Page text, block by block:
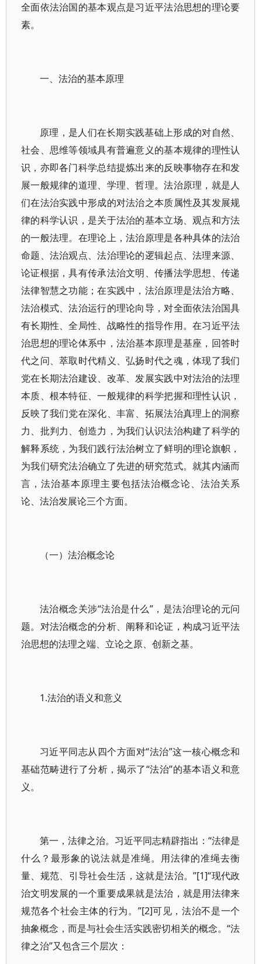
全面依法治国的基本观点是习近平法治思想的理论要
素。
一、法治的基本原理
原理，是人们在长期实践基础上形成的对自然、
社会、思维等领域具有普遍意义的基本规律的理性认
识，亦即各门科学总结提炼出来的反映事物存在和发
展一般规律的道理、学理、哲理。法治原理，就是人
们在法治实践中形成的对法治之本质属性及其发展规
律的科学认识，是关于法治的基本立场、观点和方法
的一般法理。在理论上，法治原理是各种具体的法治
命题、法治观点、法治理论的逻辑起点、法理来源、
论证根据，具有传承法治文明、传播法学思想、传递
法律智慧之功能；在实践中，法治原理是法治方略、
法治模式、法治运行的理论向导，对全面依法治国具
有长期性、全局性、战略性的指导作用。在习近平法
治思想的理论体系中，法治基本原理是基座，回答时
代之问、萃取时代精义、弘扬时代之魂，体现了我们
党在长期法治建设、改革、发展实践中对法治的法理
本质、根本特征、一般规律的科学把握和理性认识，
反映了我们党在深化、丰富、拓展法治真理上的洞察
力、批判力、创造力，为我们认识法治构建了科学的
解释系统，为我们践行法治树立了鲜明的理论旗帜，
为我们研究法治确立了先进的研究范式。就其内涵而
言，法治基本原理主要包括法治概念论、法治关系
论、法治发展论三个方面。
（一）法治概念论
法治概念关涉“法治是什么”，是法治理论的元问
题。对法治概念的分析、阐释和论证，构成习近平法
治思想的法理之端、立论之原、创新之基。
1.法治的语义和意义
习近平同志从四个方面对“法治”这一核心概念和
基础范畴进行了分析，揭示了“法治”的基本语义和意
义。
第一，法律之治。习近平同志精辟指出：“法律是
什么？最形象的说法就是准绳。用法律的准绳去衡
量、规范、引导社会生活，这就是法治。”[1]“现代政
治文明发展的一个重要成果就是法治，就是用法律来
规范各个社会主体的行为。”[2]可见，法治不是一个
抽象概念，而是与社会生活实践密切相关的概念。“法
律之治”又包含三个层次：